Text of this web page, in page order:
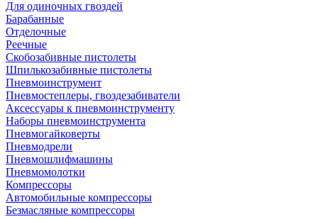
Для одиночных гвоздей
Барабанные
Отделочные
Реечные
Скобозабивные пистолеты
Шпилькозабивные пистолеты
Пневмоинструмент
Пневмостеплеры, гвоздезабиватели
Аксессуары к пневмоинструменту
Наборы пневмоинструмента
Пневмогайковерты
Пневмодрели
Пневмошлифмашины
Пневмомолотки
Компрессоры
Автомобильные компрессоры
Безмасляные компрессоры